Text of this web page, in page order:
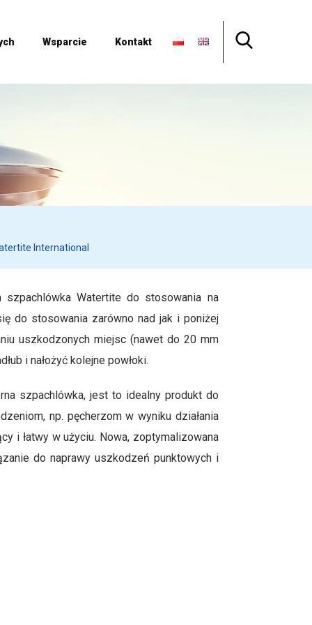
Wsparcie Kontakt
International
szpachlówka Watertite do stosowania na
do stosowania zarówno nad jak i poniżej
uszkodzonych miejsc (nawet do 20 mm
i nałożyć kolejne powłoki.
szpachlówka, jest to idealny produkt do
np. pęcherzom w wyniku działania
i łatwy w użyciu. Nowa, zoptymalizowana
do naprawy uszkodzeń punktowych i